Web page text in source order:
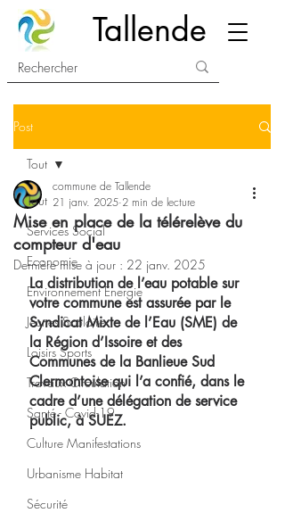
Tallende
Post
Tout
Services Social
Economie
Environnement Energie
Jeunes Scolaire
Loisirs Sports
Travaux Circulation
Santé - Covid-19
Culture Manifestations
Urbanisme Habitat
Sécurité
Tout
Mise en place de la télérelève du
compteur d'eau
commune de Tallende
21 janv. 2025 2 min de lecture
Dernière mise à jour : 22 janv. 2025
La distribution de l’eau potable sur
votre commune est assurée par le
Syndicat Mixte de l’Eau (SME) de
la Région d’Issoire et des
Communes de la Banlieue Sud
Clermontoise qui l’a confié, dans le
cadre d’une délégation de service
public, à SUEZ.